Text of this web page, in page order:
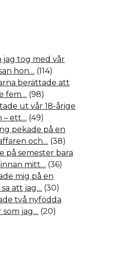
jag tog med vår
hon… (114)
berättade att
fem… (98)
ut vår 18-årige
– ett… (49)
pekade på en
och… (38)
på semester bara
mitt… (36)
mig på en
att jag… (30)
två nyfödda
jag… (20)